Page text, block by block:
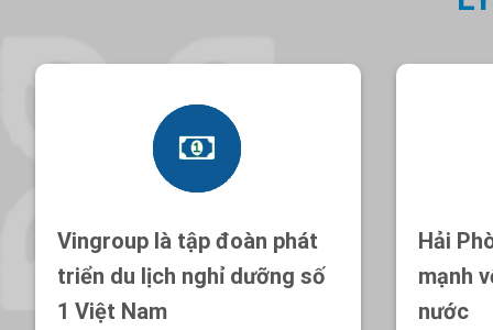
Vingroup là tập đoàn phát
triển du lịch nghỉ dưỡng số
1 Việt Nam
Hải
mạnh
nước